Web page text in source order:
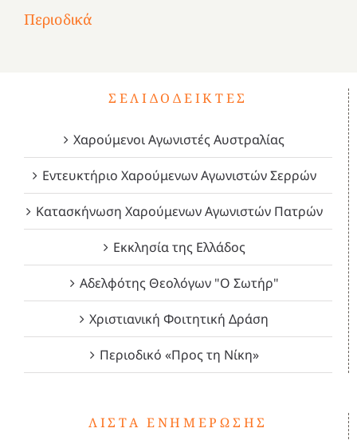
Περιοδικά
1821
Δεκέμβριος
2023!
Μάιος
2023!
Μάρτιος
2023!
ΣΕΛΙΔΟΔΕΊΚΤΕΣ
Χαρούμενοι Αγωνιστές Αυστραλίας
Εντευκτήριο Χαρούμενων Αγωνιστών Σερρών
Κατασκήνωση Χαρούμενων Αγωνιστών Πατρών
Εκκλησία της Ελλάδος
Αδελφότης Θεολόγων "Ο Σωτήρ"
Χριστιανική Φοιτητική Δράση
Περιοδικό «Προς τη Νίκη»
ΛΊΣΤΑ ΕΝΗΜΈΡΩΣΗΣ